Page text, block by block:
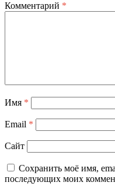
Комментарий *
Имя *
Email *
Сайт
Сохранить моё имя,
последующих моих